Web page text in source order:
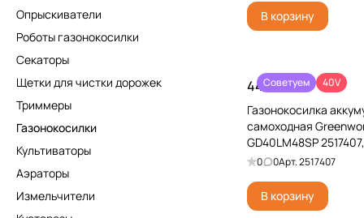
В корзину
Советуем 40V
44 990 ₽
Газонокосилка
самоходная
GD40LM48SP
без АКБ и ЗУ
0 0Арт.2517407
В корзину
Опрыскиватели
Роботы газонокосилки
Секаторы
Щетки для чистки дорожек
Триммеры
Газонокосилки
Культиваторы
Аэраторы
Измельчители